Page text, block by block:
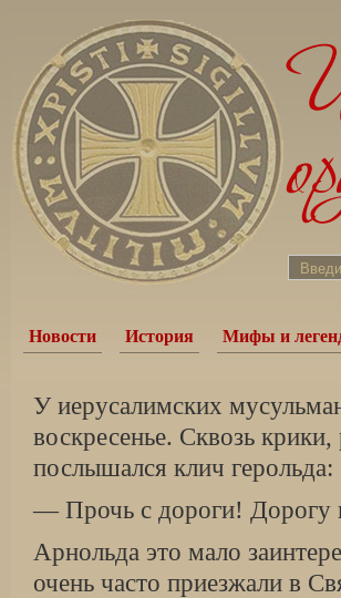
Новости История Мифы и
У иерусалимских
воскресенье. Сквозь
послышался клич герольда:
— Прочь с дороги! Дорогу
Арнольда это мало
очень часто приезжали в